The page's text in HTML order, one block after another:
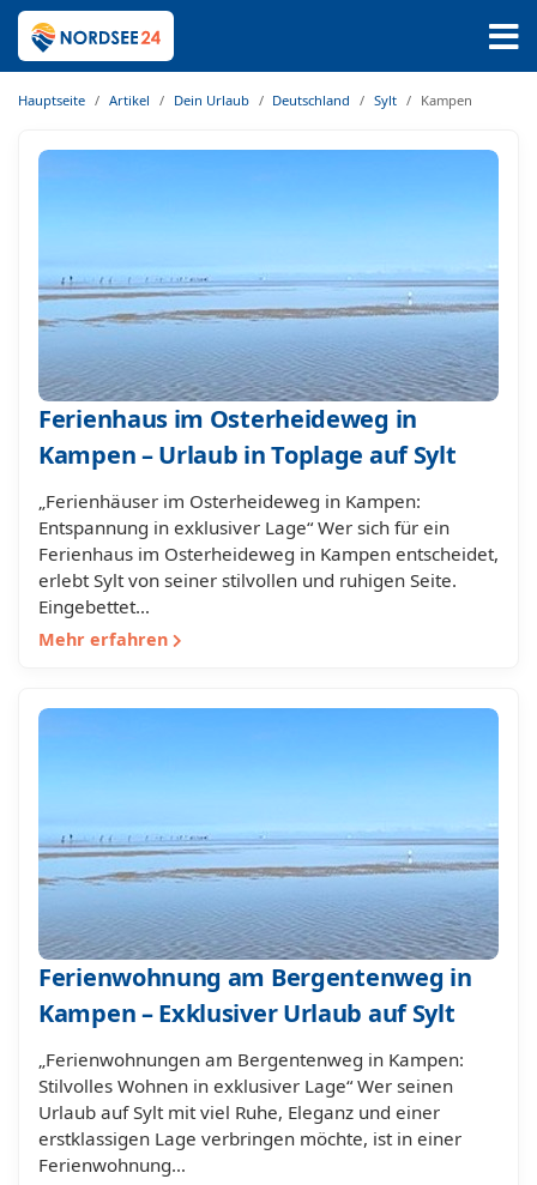
Hauptseite Artikel Dein Urlaub Deutschland Sylt Kampen
Ferienhaus im Osterheideweg in
Kampen – Urlaub in Toplage auf Sylt
„Ferienhäuser im Osterheideweg in Kampen:
Entspannung in exklusiver Lage“ Wer sich für ein
Ferienhaus im Osterheideweg in Kampen entscheidet,
erlebt Sylt von seiner stilvollen und ruhigen Seite.
Eingebettet…
Mehr erfahren
Ferienwohnung am Bergentenweg in
Kampen – Exklusiver Urlaub auf Sylt
„Ferienwohnungen am Bergentenweg in Kampen:
Stilvolles Wohnen in exklusiver Lage“ Wer seinen
Urlaub auf Sylt mit viel Ruhe, Eleganz und einer
erstklassigen Lage verbringen möchte, ist in einer
Ferienwohnung…